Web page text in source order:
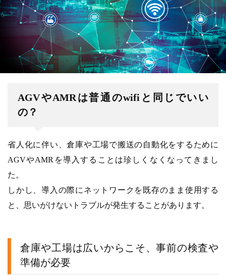
AGVやAMRは普通のwifiと同じでいい
の？
省人化に伴い、倉庫や工場で搬送の自動化をするために
AGVやAMRを導入することは珍しくなくなってきまし
た。
しかし、導入の際にネットワークを既存のまま使用する
と、思いがけないトラブルが発生することがあります。
倉庫や工場は広いからこそ、事前の検査や
準備が必要